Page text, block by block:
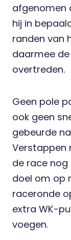
afgenomen
hij in
randen van
daarmee
overtreden.
Geen pole
ook geen
gebeurde
Verstappen
de race
doel om op
raceronde
extra WK-
voegen.